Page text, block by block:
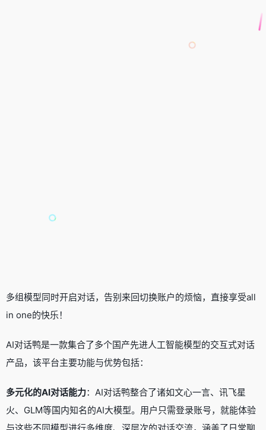
多组模型同时开启对话，告别来回切换账户的烦恼，直接享受all
in one的快乐！
AI对话鸭是一款集合了多个国产先进人工智能模型的交互式对话
产品，该平台主要功能与优势包括：
多元化的AI对话能力：AI对话鸭整合了诸如文心一言、讯飞星
火、GLM等国内知名的AI大模型。用户只需登录账号，就能体验